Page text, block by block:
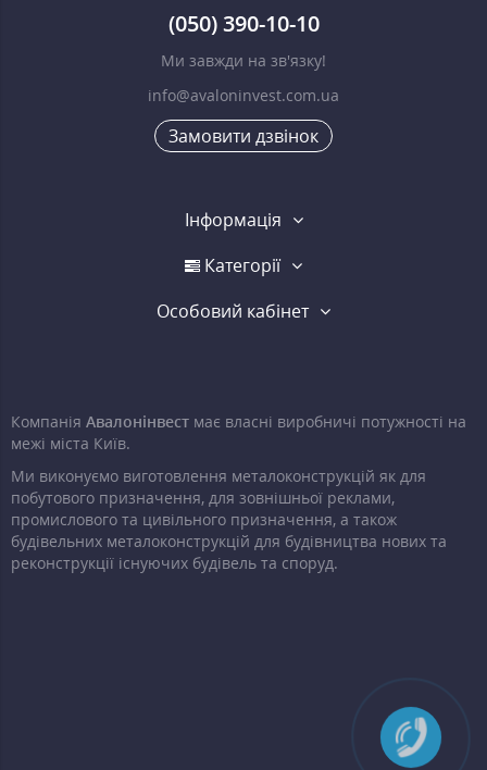
(050) 390-10-10
Ми завжди на зв'язку!
info@avaloninvest.com.ua
Замовити дзвінок
Інформація
Категорії
Особовий кабінет
Компанія Авалонінвест має власні виробничі потужності на
межі міста Київ.
Ми виконуємо виготовлення металоконструкцій як для
побутового призначення, для зовнішньої реклами,
промислового та цивільного призначення, а також
будівельних металоконструкцій для будівництва нових та
реконструкції існуючих будівель та споруд.